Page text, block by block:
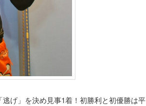
げ」を決め見事1着！初勝利と初優勝は平